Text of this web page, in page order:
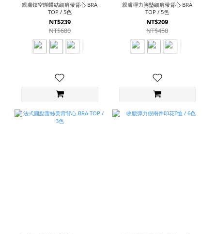
親膚鏤空蝴蝶結細肩帶背心 BRA
TOP / 5色
NT$239
NT$680
親膚彈力胸墊細肩帶背心 BRA
TOP / 5色
NT$209
NT$450